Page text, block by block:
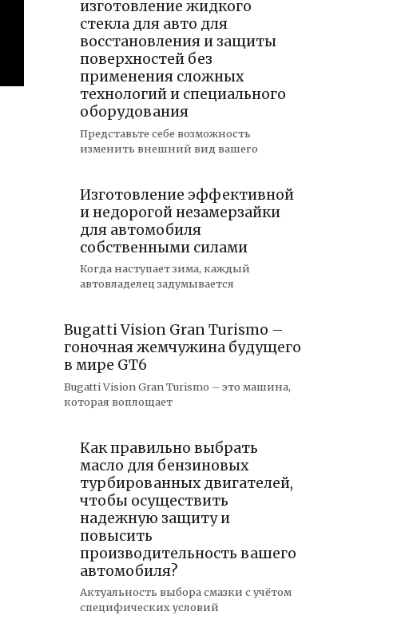
изготовление жидкого
стекла для авто для
восстановления и защиты
поверхностей без
применения сложных
технологий и специального
оборудования
Представьте себе возможность
изменить внешний вид вашего
Изготовление эффективной
и недорогой незамерзайки
для автомобиля
собственными силами
Когда наступает зима, каждый
автовладелец задумывается
Bugatti Vision Gran Turismo –
гоночная жемчужина будущего
в мире GT6
Bugatti Vision Gran Turismo – это машина,
которая воплощает
Как правильно выбрать
масло для бензиновых
турбированных двигателей,
чтобы осуществить
надежную защиту и
повысить
производительность вашего
автомобиля?
Актуальность выбора смазки с учётом
специфических условий